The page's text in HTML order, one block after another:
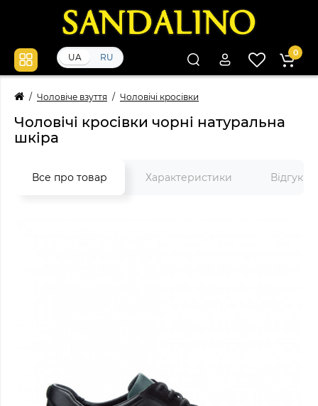
UA RU 0
Чоловіче взуття Чоловічі кросівки
Чоловічі кросівки чорні натуральна
шкіра
Все про товар Характеристики Відгуки